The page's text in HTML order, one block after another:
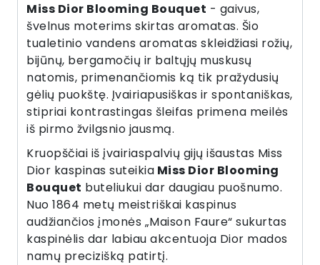
Miss Dior Blooming Bouquet - gaivus,
švelnus moterims skirtas aromatas. Šio
tualetinio vandens aromatas skleidžiasi rožių,
bijūnų, bergamočių ir baltųjų muskusų
natomis, primenančiomis ką tik pražydusių
gėlių puokštę. Įvairiapusiškas ir spontaniškas,
stipriai kontrastingas šleifas primena meilės
iš pirmo žvilgsnio jausmą.
Kruopščiai iš įvairiaspalvių gijų išaustas Miss
Dior kaspinas suteikia Miss Dior Blooming
Bouquet buteliukui dar daugiau puošnumo.
Nuo 1864 metų meistriškai kaspinus
audžiančios įmonės „Maison Faure“ sukurtas
kaspinėlis dar labiau akcentuoja Dior mados
namų precizišką patirtį.